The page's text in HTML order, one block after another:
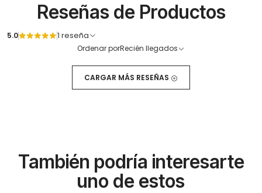
Reseñas de Productos
5.0
1 reseña
Ordenar porRecién llegados
CARGAR MÁS RESEÑAS
También podría interesarte
uno de estos